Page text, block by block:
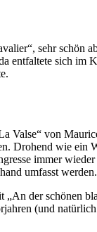
sehr
entfaltete sich
von
Drohend wie
immer
umfasst werden.
der schönen
(und